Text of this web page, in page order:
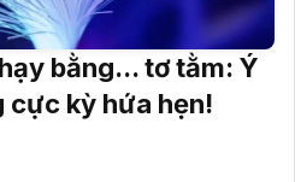
bằng... tơ tằm: Ý
cực kỳ hứa hẹn!